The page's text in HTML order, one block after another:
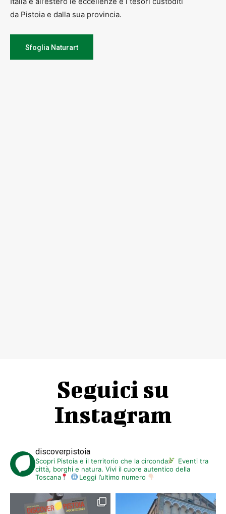
da Pistoia e dalla sua provincia.
Sfoglia Naturart
Seguici su
Instagram
discoverpistoia
Scopri Pistoia e il territorio che la circonda
Eventi tra
città, borghi e natura. Vivi il cuore autentico della
Toscana
Leggi l’ultimo numero